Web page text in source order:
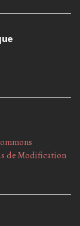
de Modification